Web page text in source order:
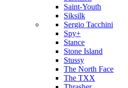
Saint-Youth
Siksilk
Sergio Tacchini
Spy+
Stance
Stone Island
Stussy
The North Face
The TXX